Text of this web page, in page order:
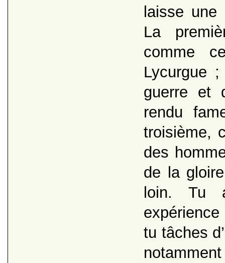
laisse une
La
comme
Lycurgue
guerre et
rendu
troisième,
des
de la
loin. Tu
tu tâches